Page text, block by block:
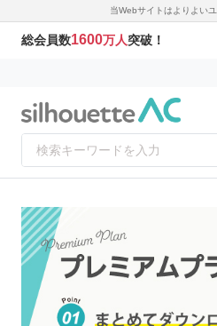
当Webサイトはよりよい
総会員数1600万人突破！